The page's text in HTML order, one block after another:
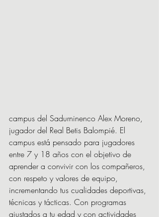
campus del Sadurninenco Alex Moreno,
jugador del Real Betis Balompié. El
campus está pensado para jugadores
entre 7 y 18 años con el objetivo de
aprender a convivir con los compañeros,
con respeto y valores de equipo,
incrementando tus cualidades deportivas,
técnicas y tácticas. Con programas
ajustados a tu edad y con actividades